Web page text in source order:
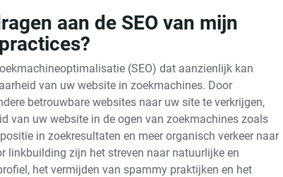
aan de SEO van mijn
(SEO) dat aanzienlijk kan
van uw website in zoekmachines. Door
betrouwbare websites naar uw site te verkrijgen,
van uw website in de ogen van zoekmachines zoals
in zoekresultaten en meer organisch verkeer naar
linkbuilding zijn het streven naar natuurlijke en
het vermijden van spammy praktijken en het